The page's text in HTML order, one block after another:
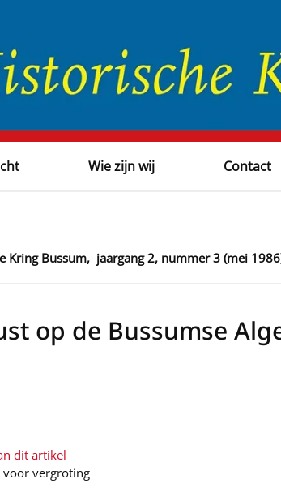
Wie zijn wij Contact
Kring Bussum, jaargang 2, nummer 3 (mei
op de Bussumse
dit artikel
voor vergroting